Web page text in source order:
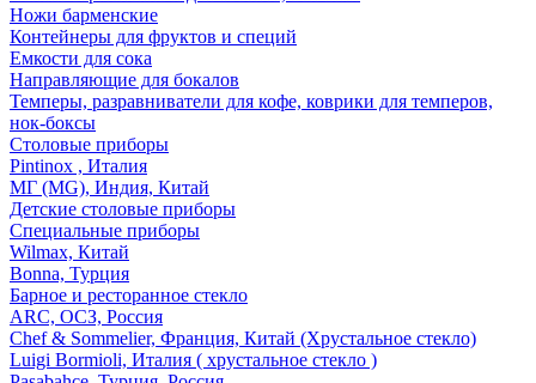
Ножи барменские
Контейнеры для фруктов и специй
Емкости для сока
Направляющие для бокалов
Темперы, разравниватели для кофе, коврики для темперов,
нок-боксы
Столовые приборы
Pintinox , Италия
МГ (MG), Индия, Китай
Детские столовые приборы
Специальные приборы
Wilmax, Китай
Bonna, Турция
Барное и ресторанное стекло
ARC, ОСЗ, Россия
Chef & Sommelier, Франция, Китай (Хрустальное стекло)
Luigi Bormioli, Италия ( хрустальное стекло )